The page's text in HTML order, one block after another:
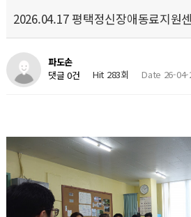
2026.04.17 평택정신장애동료지원
파도손
댓글 0건
Hit 283회 Date 26-04-